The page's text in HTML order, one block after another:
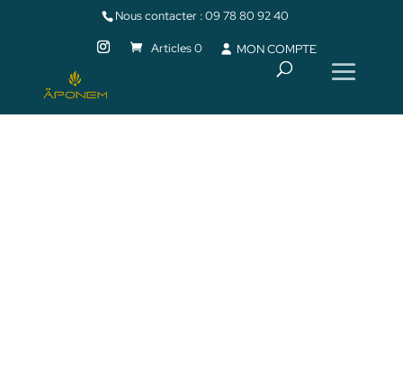
Nous contacter :09 78 80 92 40
Articles 0 MON COMPTE